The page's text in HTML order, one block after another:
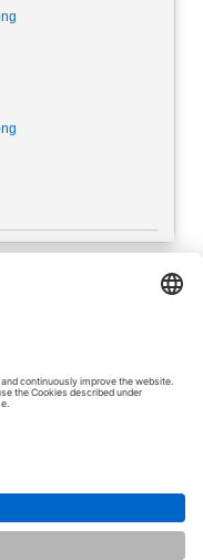
skupiny